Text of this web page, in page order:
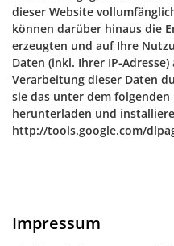
dieser Website
können darüber hinaus die
erzeugten und auf Ihre
Daten (inkl. Ihrer IP-
Verarbeitung dieser Daten
sie das unter dem
herunterladen und
http://tools.google.com/
Impressum